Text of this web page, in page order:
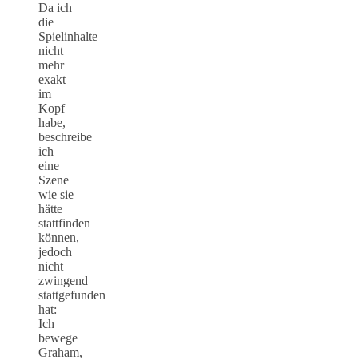
Da ich
die
Spielinhalte
nicht
mehr
exakt
im
Kopf
habe,
beschreibe
ich
eine
Szene
wie sie
hätte
stattfinden
können,
jedoch
nicht
zwingend
stattgefunden
hat:
Ich
bewege
Graham,